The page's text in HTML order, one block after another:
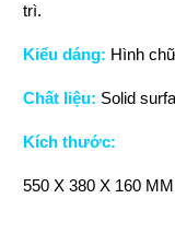
trì.
Kiểu dáng: Hình
Chất liệu: Solid
Kích thước:
550 X 380 X 160